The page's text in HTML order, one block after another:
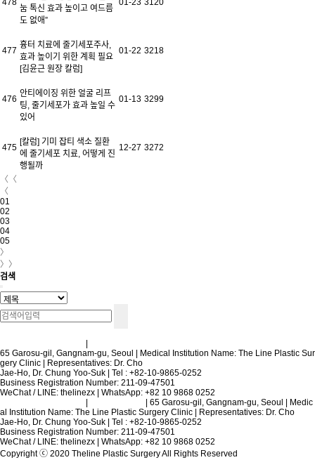
눔 톡신 효과 높이고 여드름
도 없애”
477
흉터 치료에 줄기세포주사,
효과 높이기 위한 계획 필요
[김윤근 원장 칼럼]
01-22 3218
476
안티에이징 위한 얼굴 리프
팅, 줄기세포가 효과 높일 수
있어
01-13 3299
475
[칼럼] 기미 잡티 색소 질환
에 줄기세포 치료, 어떻게 진
행될까
12-27 3272
〈〈
〈
01
02
03
04
05
〉
〉〉
검색
|
65 Garosu-gil, Gangnam-gu, Seoul | Medical Institution Name: The Line Plastic Sur
gery Clinic | Representatives: Dr. Cho
Jae-Ho, Dr. Chung Yoo-Suk | Tel : +82-10-9865-0252
Business Registration Number: 211-09-47501
WeChat / LINE: thelinezx | WhatsApp: +82 10 9868 0252
|
| 65 Garosu-gil, Gangnam-gu, Seoul | Medic
al Institution Name: The Line Plastic Surgery Clinic | Representatives: Dr. Cho
Jae-Ho, Dr. Chung Yoo-Suk | Tel : +82-10-9865-0252
Business Registration Number: 211-09-47501
WeChat / LINE: thelinezx | WhatsApp: +82 10 9868 0252
Copyright ⓒ 2020 Theline Plastic Surgery All Rights Reserved